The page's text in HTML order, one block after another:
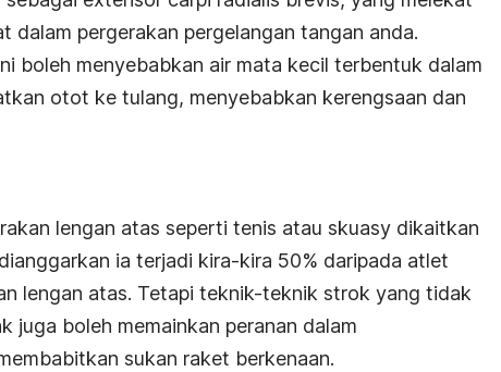
dalam pergerakan pergelangan tangan anda.
boleh menyebabkan air mata kecil terbentuk dalam
otot ke tulang, menyebabkan kerengsaan dan
lengan atas seperti tenis atau skuasy dikaitkan
ia terjadi kira-kira 50% daripada atlet
lengan atas. Tetapi teknik-teknik strok yang tidak
juga boleh memainkan peranan dalam
sukan raket berkenaan.